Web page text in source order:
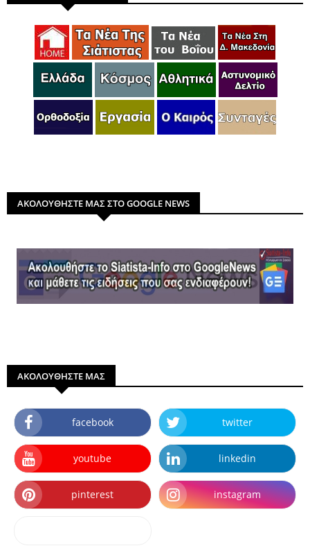
ΑΚΟΛΟΥΘΗΣΤΕ ΜΑΣ ΣΤΟ GOOGLE NEWS
ΑΚΟΛΟΥΘΗΣΤΕ ΜΑΣ
facebook twitter
youtube linkedin
pinterest instagram